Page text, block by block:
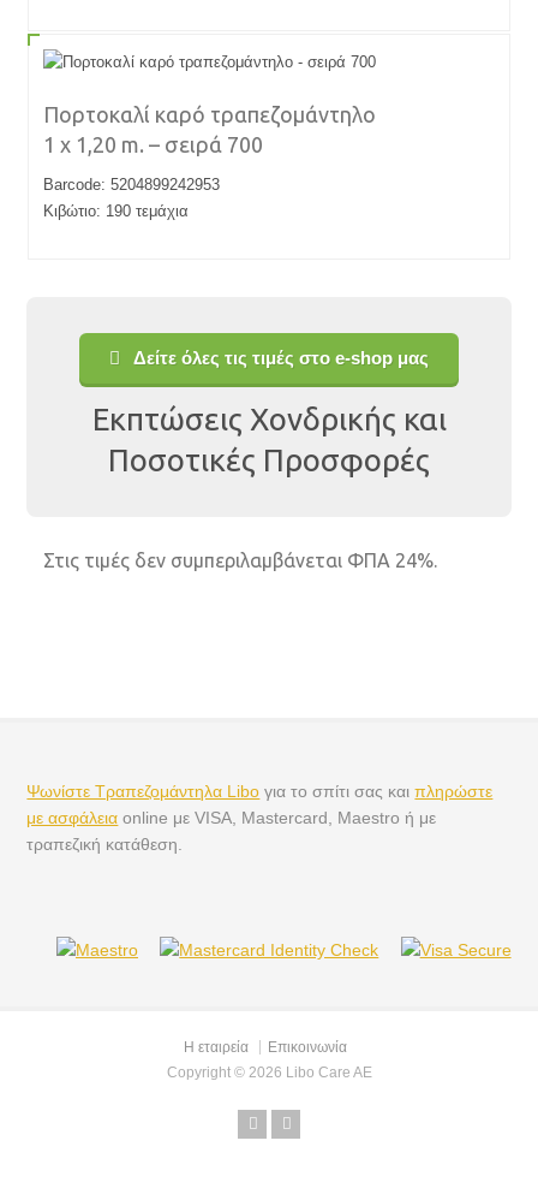
Πορτοκαλί καρό τραπεζομάντηλο
1 x 1,20 m. – σειρά 700
Barcode: 5204899242953
Κιβώτιο: 190 τεμάχια
Δείτε όλες τις τιμές στο e-shop μας
Εκπτώσεις Χονδρικής και
Ποσοτικές Προσφορές
Στις τιμές δεν συμπεριλαμβάνεται ΦΠΑ 24%.
Ψωνίστε Τραπεζομάντηλα Libo για το σπίτι σας καιπληρώστε
με ασφάλεια online με VISA, Mastercard, Maestro ή με
τραπεζική κατάθεση.
Η εταιρεία
Επικοινωνία
Copyright © 2026 Libo Care AE